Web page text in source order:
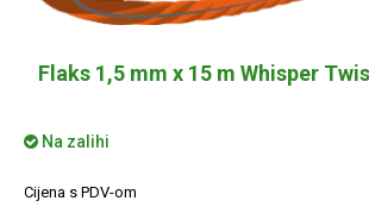
Flaks 1,5 mm x 15 m Whisper
Na zalihi
Cijena s PDV-om